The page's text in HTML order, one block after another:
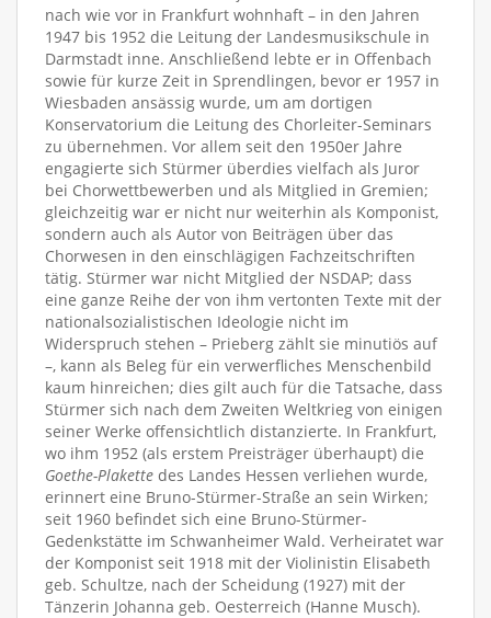
nach wie vor in Frankfurt wohnhaft – in den Jahren
1947 bis 1952 die Leitung der Landesmusikschule in
Darmstadt inne. Anschließend lebte er in Offenbach
sowie für kurze Zeit in Sprendlingen, bevor er 1957 in
Wiesbaden ansässig wurde, um am dortigen
Konservatorium die Leitung des Chorleiter-Seminars
zu übernehmen. Vor allem seit den 1950er Jahre
engagierte sich Stürmer überdies vielfach als Juror
bei Chorwettbewerben und als Mitglied in Gremien;
gleichzeitig war er nicht nur weiterhin als Komponist,
sondern auch als Autor von Beiträgen über das
Chorwesen in den einschlägigen Fachzeitschriften
tätig. Stürmer war nicht Mitglied der NSDAP; dass
eine ganze Reihe der von ihm vertonten Texte mit der
nationalsozialistischen Ideologie nicht im
Widerspruch stehen – Prieberg zählt sie minutiös auf
–, kann als Beleg für ein verwerfliches Menschenbild
kaum hinreichen; dies gilt auch für die Tatsache, dass
Stürmer sich nach dem Zweiten Weltkrieg von einigen
seiner Werke offensichtlich distanzierte. In Frankfurt,
wo ihm 1952 (als erstem Preisträger überhaupt) die
Goethe-Plakette des Landes Hessen verliehen wurde,
erinnert eine Bruno-Stürmer-Straße an sein Wirken;
seit 1960 befindet sich eine Bruno-Stürmer-
Gedenkstätte im Schwanheimer Wald. Verheiratet war
der Komponist seit 1918 mit der Violinistin Elisabeth
geb. Schultze, nach der Scheidung (1927) mit der
Tänzerin Johanna geb. Oesterreich (Hanne Musch).